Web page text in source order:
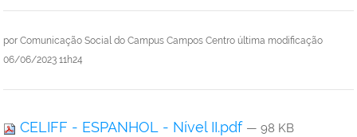
por Comunicação Social do Campus Campos Centro última modificação
06/06/2023 11h24
CELIFF - ESPANHOL - Nível II.pdf — 98 KB